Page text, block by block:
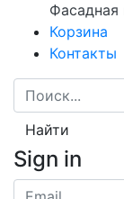
Фасадная
Корзина
Контакты
Найти
Sign in